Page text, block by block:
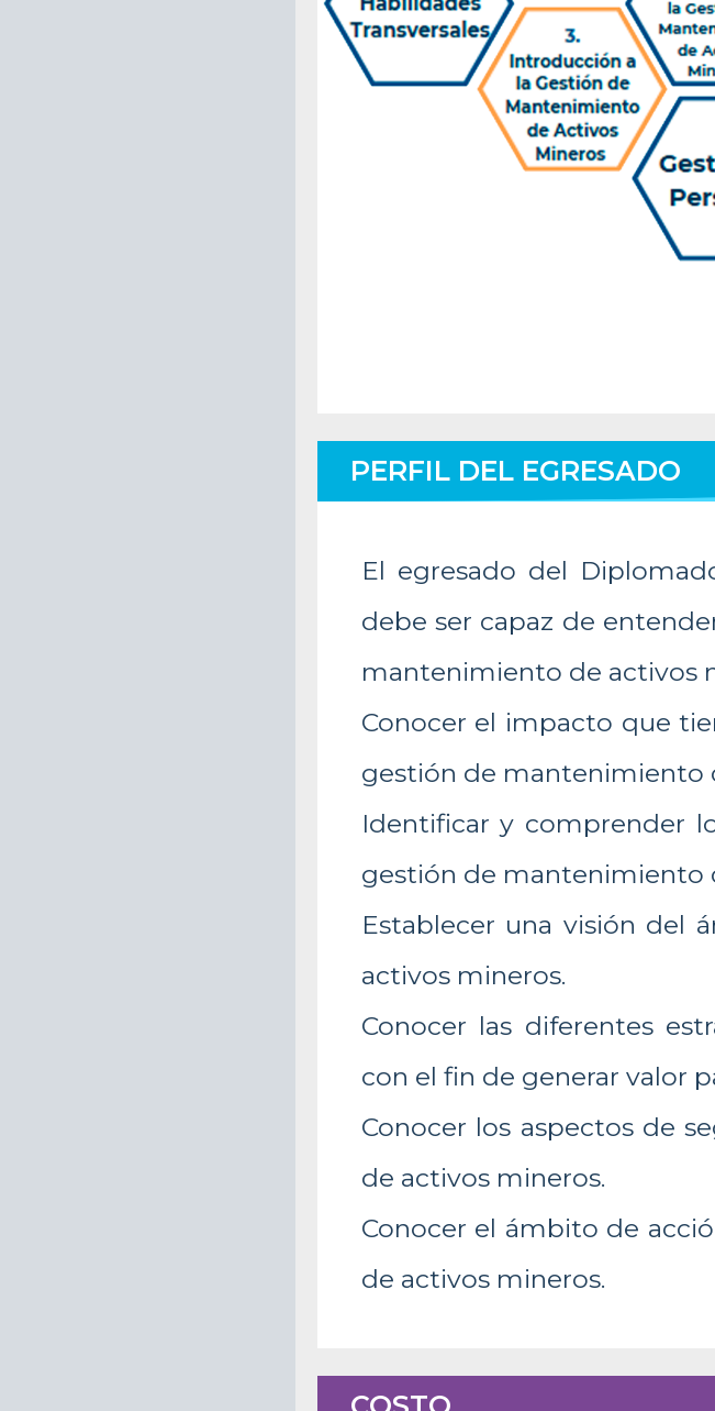
PERFIL DEL EGRESADO
El egresado del
debe ser capaz de
mantenimiento de activos
Conocer el impacto que
gestión de mantenimiento
Identificar y comprender
gestión de mantenimiento
Establecer una visión del
activos mineros.
Conocer las diferentes
con el fin de generar valor
Conocer los aspectos de
de activos mineros.
Conocer el ámbito de
de activos mineros.